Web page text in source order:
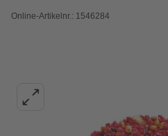
Online-Artikelnr.: 1546284